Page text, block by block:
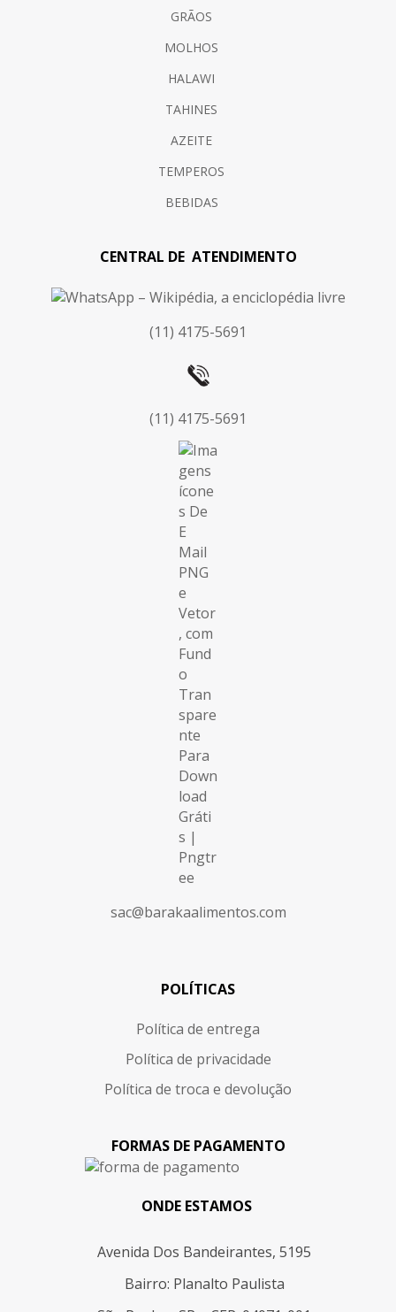
GRÃOS
MOLHOS
HALAWI
TAHINES
AZEITE
TEMPEROS
BEBIDAS
CENTRAL DE ATENDIMENTO
(11) 4175-5691
(11) 4175-5691
sac@barakaalimentos.com
POLÍTICAS
Política de entrega
Política de privacidade
Política de troca e devolução
FORMAS DE PAGAMENTO
ONDE ESTAMOS
Avenida Dos Bandeirantes, 5195
Bairro: Planalto Paulista